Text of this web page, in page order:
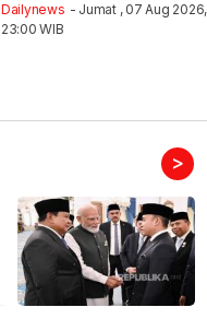
Dailynews - Jumat , 07 Aug 2026,
23:00 WIB
>